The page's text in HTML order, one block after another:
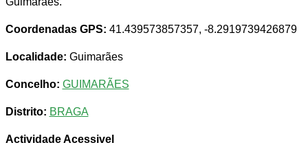
Coordenadas GPS: 41.439573857357, -8.2919739426879
Localidade: Guimarães
Concelho: GUIMARÃES
Distrito: BRAGA
Actividade Acessivel